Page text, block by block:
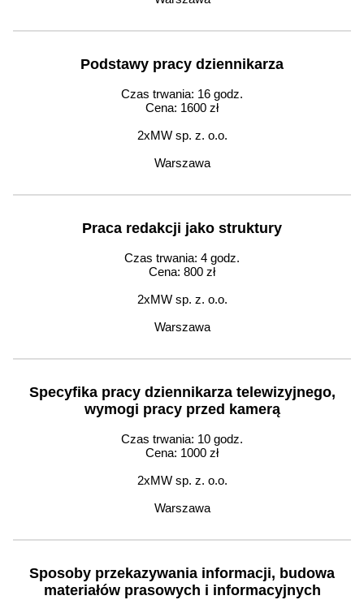
Podstawy pracy dziennikarza
Czas trwania: 16 godz.
Cena: 1600 zł
2xMW sp. z. o.o.
Warszawa
Praca redakcji jako struktury
Czas trwania: 4 godz.
Cena: 800 zł
2xMW sp. z. o.o.
Warszawa
Specyfika pracy dziennikarza telewizyjnego,
wymogi pracy przed kamerą
Czas trwania: 10 godz.
Cena: 1000 zł
2xMW sp. z. o.o.
Warszawa
Sposoby przekazywania informacji, budowa
materiałów prasowych i informacyjnych